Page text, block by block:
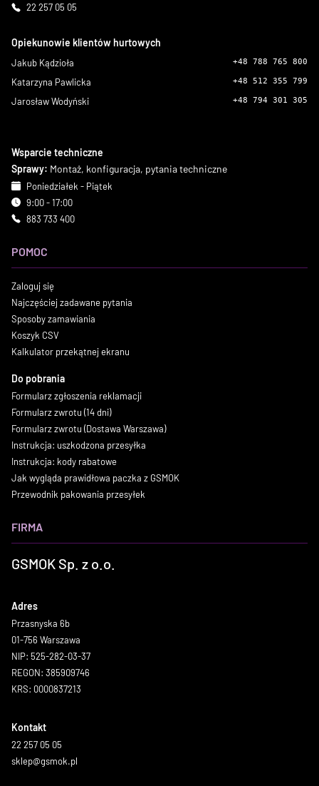
22 257 05 05
Opiekunowie klientów hurtowych
Jakub Kądzioła +48 788 765 800
Katarzyna Pawlicka +48 512 355 799
Jarosław Wodyński +48 794 301 305
Wsparcie techniczne
Sprawy: Montaż, konfiguracja, pytania techniczne
Poniedziałek - Piątek
9:00 - 17:00
883 733 400
POMOC
Zaloguj się
Najczęściej zadawane pytania
Sposoby zamawiania
Koszyk CSV
Kalkulator przekątnej ekranu
Do pobrania
Formularz zgłoszenia reklamacji
Formularz zwrotu (14 dni)
Formularz zwrotu (Dostawa Warszawa)
Instrukcja: uszkodzona przesyłka
Instrukcja: kody rabatowe
Jak wygląda prawidłowa paczka z GSMOK
Przewodnik pakowania przesyłek
FIRMA
GSMOK Sp. z o.o.
Adres
Przasnyska 6b
01-756 Warszawa
NIP: 525-282-03-37
REGON: 385909746
KRS: 0000837213
Kontakt
22 257 05 05
sklep@gsmok.pl